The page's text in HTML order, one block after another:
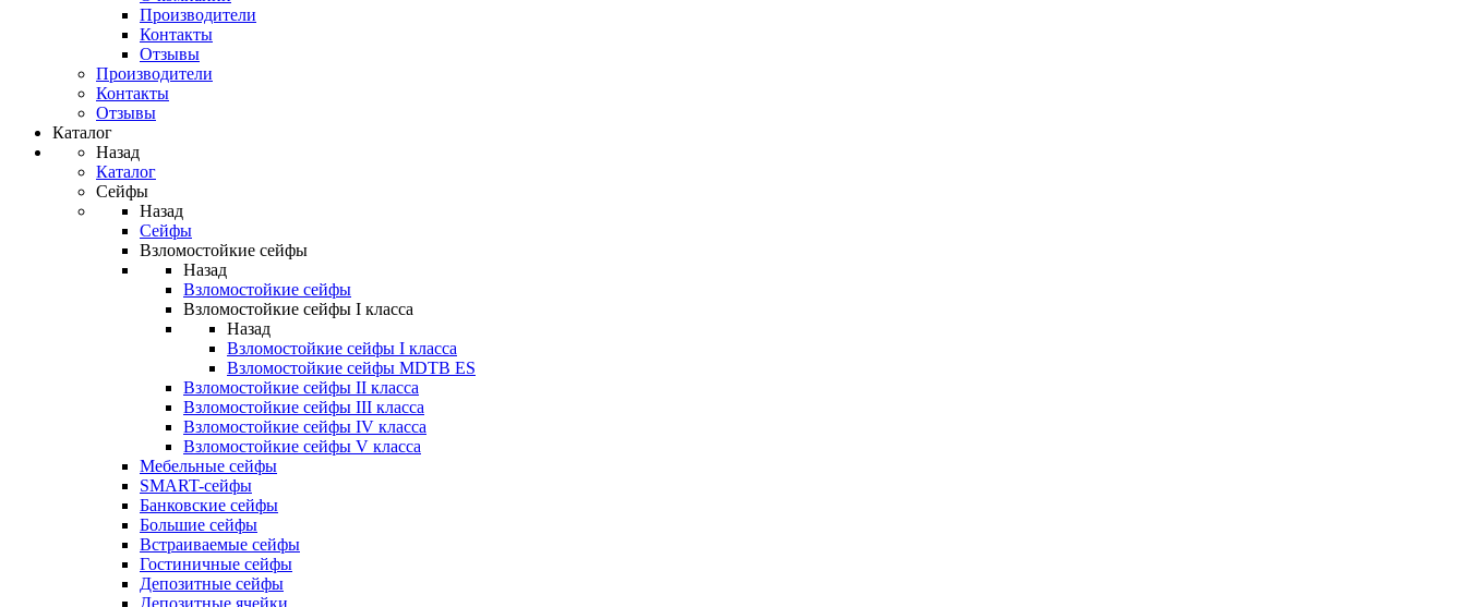
Производители
Контакты
Отзывы
Производители
Контакты
Отзывы
Каталог
Назад
Каталог
Сейфы
Назад
Сейфы
Взломостойкие сейфы
Назад
Взломостойкие сейфы
Взломостойкие сейфы I класса
Назад
Взломостойкие сейфы I класса
Взломостойкие сейфы MDTB ES
Взломостойкие сейфы II класса
Взломостойкие сейфы III класса
Взломостойкие сейфы IV класса
Взломостойкие сейфы V класса
Мебельные сейфы
SMART-сейфы
Банковские сейфы
Большие сейфы
Встраиваемые сейфы
Гостиничные сейфы
Депозитные сейфы
Депозитные ячейки